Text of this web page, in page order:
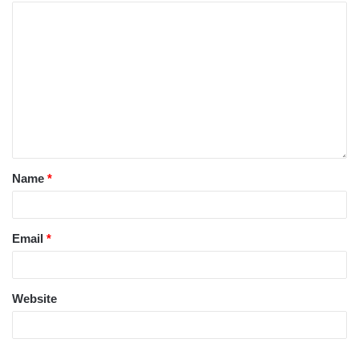
Name *
Email *
Website